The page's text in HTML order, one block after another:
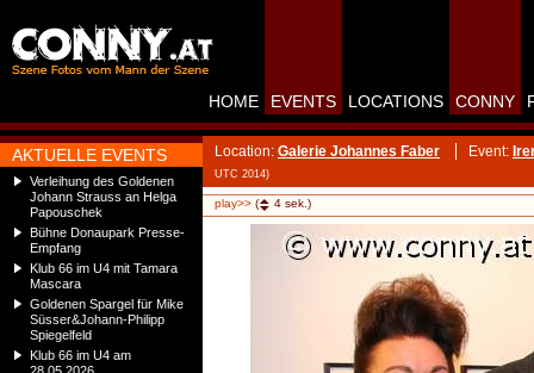
AKTUELLE EVENTS
Verleihung des Goldenen
Johann Strauss an Helga
Papouschek
Bühne Donaupark Presse-
Empfang
Klub 66 im U4 mit Tamara
Mascara
Goldenen Spargel für Mike
Süsser&Johann-Philipp
Spiegelfeld
Klub 66 im U4 am
HOME EVENTS LOCATIONS CONNY
Location: Galerie Johannes Faber Event:
UTC 2014)
play>> ( 4 sek.)